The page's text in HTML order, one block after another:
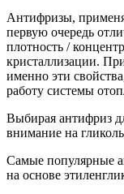
Антифризы,
первую очередь
плотность /
кристаллизации.
именно эти
работу системы
Выбирая антифриз
внимание на
Самые популярные
на основе